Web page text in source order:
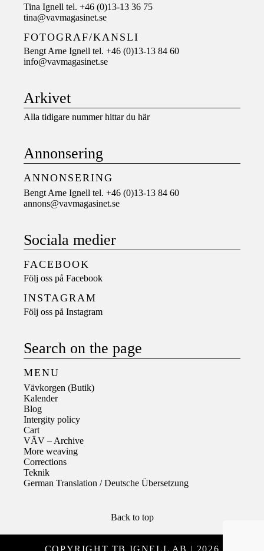
Tina Ignell tel. +46 (0)13-13 36 75
tina@vavmagasinet.se
FOTOGRAF/KANSLI
Bengt Arne Ignell tel. +46 (0)13-13 84 60
info@vavmagasinet.se
Arkivet
Alla tidigare nummer hittar du här
Annonsering
ANNONSERING
Bengt Arne Ignell tel. +46 (0)13-13 84 60
annons@vavmagasinet.se
Sociala medier
FACEBOOK
Följ oss på Facebook
INSTAGRAM
Följ oss på Instagram
Search on the page
MENU
Vävkorgen (Butik)
Kalender
Blog
Intergity policy
Cart
VÄV – Archive
More weaving
Corrections
Teknik
German Translation / Deutsche Übersetzung
Back to top